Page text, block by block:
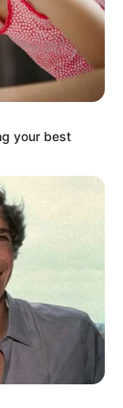
your best